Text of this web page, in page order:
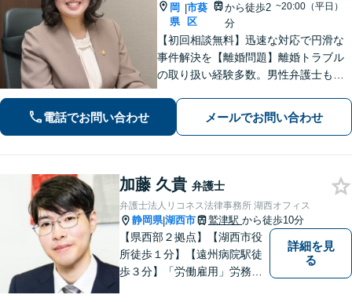
岡
県
|市葵
区
から徒歩2
分
~20:00（平日）
【初回相談無料】迅速な対応で円滑な
事件解決を【離婚問題】離婚トラブル
の取り扱い経験多数。男性弁護士も在
イス【相続問題】全国出張も対応。関
連士業とも連携し、満足度の高い相続
電話でお問い合わせ メールでお問い合わせ
加藤 久貴 弁護士
弁護士法人リコネス法律事務所 湖西オフィス
静岡県|湖西市 鷲津駅 から徒歩10分
【県西部２拠点】【湖西市役
所徒歩１分】【遠州病院駅徒
歩３分】「労働雇用」労務関
詳細を見
る